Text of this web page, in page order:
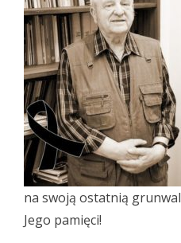
na swoją ostatnią
Jego pamięci!